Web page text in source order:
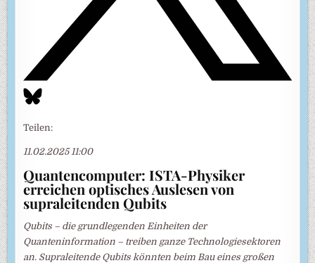
Teilen:
11.02.2025 11:00
Quantencomputer: ISTA-Physiker
erreichen optisches Auslesen von
supraleitenden Qubits
Qubits – die grundlegenden Einheiten der
Quanteninformation – treiben ganze Technologiesektoren
an. Supraleitende Qubits könnten beim Bau eines großen